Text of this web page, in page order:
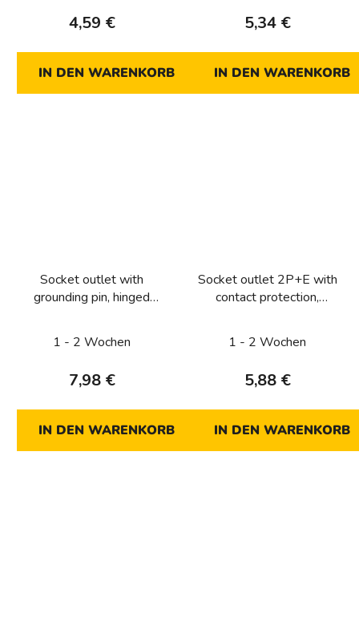
4,59 €
IN DEN WARENKORB
5,34 €
IN DEN WARENKORB
Socket outlet with
grounding pin, hinged
Lumina soul, white
1 - 2 Wochen
7,98 €
IN DEN WARENKORB
Socket outlet 2P+E with
contact protection,
1 - 2 Wochen
5,88 €
IN DEN WARENKORB